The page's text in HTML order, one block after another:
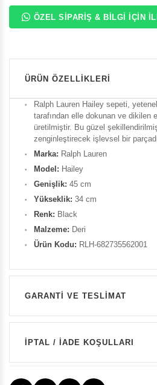
ÖZEL SIPARIŞ & BILGI İÇIN
ÜRÜN ÖZELLIKLERI
Ralph Lauren Hailey sepeti,
tarafından elle dokunan ve dikilen
üretilmiştir. Bu güzel
zenginleştirecek işlevsel bir
Marka: Ralph Lauren
Model: Hailey
Genişlik: 45 cm
Yükseklik: 34 cm
Renk: Black
Malzeme: Deri
Ürün Kodu: RLH-682735562001
GARANTİ VE TESLİMAT
GARANTİ
İPTAL / İADE KOŞULLARI